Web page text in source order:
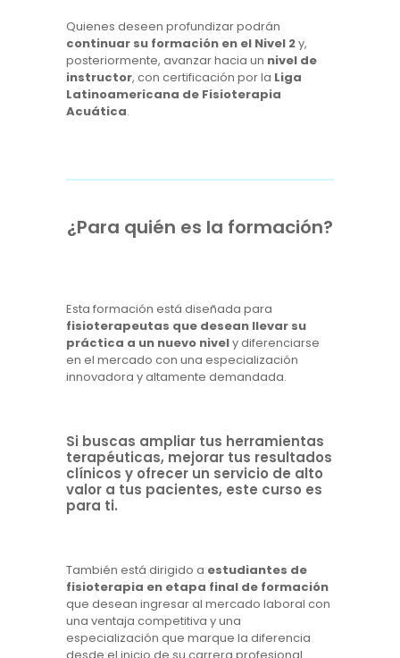
Quienes deseen profundizar podrán
continuar su formación en el Nivel 2y,
posteriormente, avanzar hacia un nivel de
instructor, con certificación por la Liga
Latinoamericana de Fisioterapia
Acuática.
¿Para quién es la formación?
Esta formación está diseñada para
fisioterapeutas que desean llevar su
práctica a un nuevo nively diferenciarse
en el mercado con una especialización
innovadora y altamente demandada.
Si buscas ampliar tus herramientas
terapéuticas, mejorar tus resultados
clínicos y ofrecer un servicio de alto
valor a tus pacientes, este curso es
para ti.
También está dirigido a estudiantes de
fisioterapia en etapa final de formación
que desean ingresar al mercado laboral con
una ventaja competitiva y una
especialización que marque la diferencia